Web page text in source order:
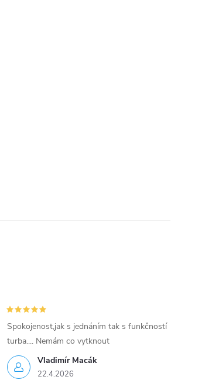
Vladimír Macák
22.4.2026
Spokojenost,jak s jednáním tak s funkčností
turba.... Nemám co vytknout